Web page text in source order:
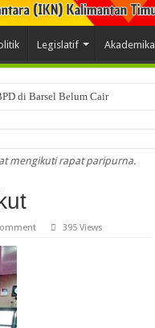
Legislatif Akademika
di Barsel Belum Cair
mengikuti rapat paripurna.
395 Views